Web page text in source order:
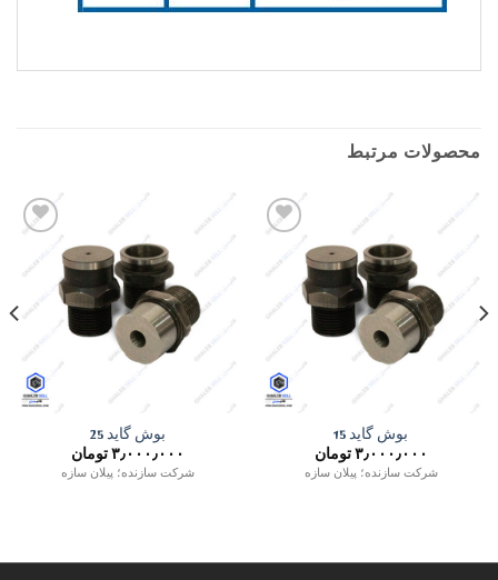
محصولات مرتبط
wishlist
بوش گاید 15
۳٫۰۰۰٫۰۰۰تومان
شرکت سازنده؛ پیلان سازه
wishlist
بوش گاید 25
۳٫۰۰۰٫۰۰۰تومان
شرکت سازنده؛ پیلان سازه